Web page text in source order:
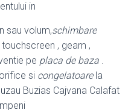
in
sau volum,schimbare
, geam ,
pe placa de baza .
si congelatoarela
Buzias Cajvana Calafat